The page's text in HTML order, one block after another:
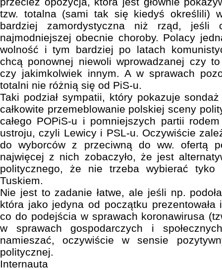
tzw. totalna (sami tak się kiedyś określili)
bardziej zamordystyczna niż rząd, jeśli
najmodniejszej obecnie choroby. Polacy
wolność i tym bardziej po latach
chcą ponownej niewoli wprowadzanej czy
czy jakimkolwiek innym. A w sprawach
totalni nie różnią się od PiS-u.
Taki podział sympatii, który pokazuje
całkowite przemeblowanie polskiej sceny
całego POPiS-u i pomniejszych partii
ustroju, czyli Lewicy i PSL-u. Oczywiście
do wyborców z przeciwną do ww. ofertą
najwięcej z nich zobaczyło, że jest
politycznego, że nie trzeba wybierać tyko
Tuskiem.
Nie jest to zadanie łatwe, ale jeśli np.
która jako jedyna od początku prezentowała
co do podejścia w sprawach koronawirusa
w sprawach gospodarczych i
namieszać, oczywiście w sensie
politycznej.
Internauta